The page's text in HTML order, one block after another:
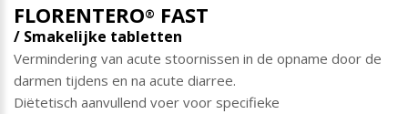
FLORENTERO® FAST
/ Smakelijke tabletten
Vermindering van acute stoornissen in de opname door de
darmen tijdens en na acute diarree.
Diëtetisch aanvullend voer voor specifieke